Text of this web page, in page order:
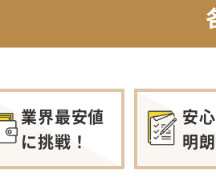
業界最安値
に挑戦！
安
明